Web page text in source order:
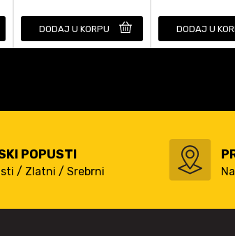
DODAJ U KORPU DODAJ U
POPUSTI
/ Zlatni / Srebrni